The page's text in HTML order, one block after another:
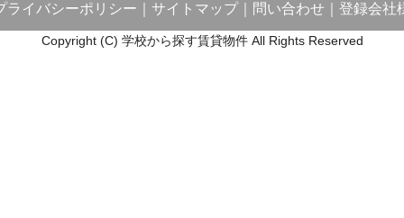
ライバシーポリシー サイトマップ｜ 問い合わせ 登録会社
Copyright (C) 学校から探す賃貸物件 All Rights Reserved